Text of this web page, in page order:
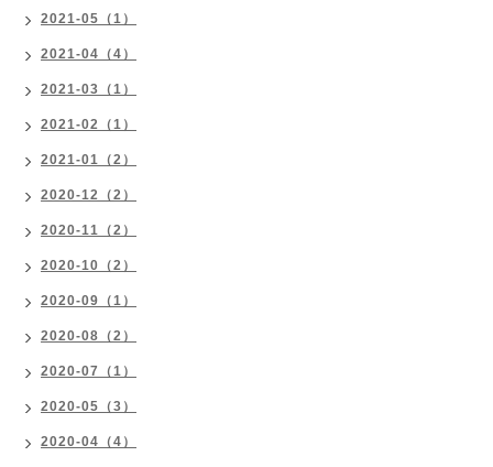
2021-05（1）
2021-04（4）
2021-03（1）
2021-02（1）
2021-01（2）
2020-12（2）
2020-11（2）
2020-10（2）
2020-09（1）
2020-08（2）
2020-07（1）
2020-05（3）
2020-04（4）